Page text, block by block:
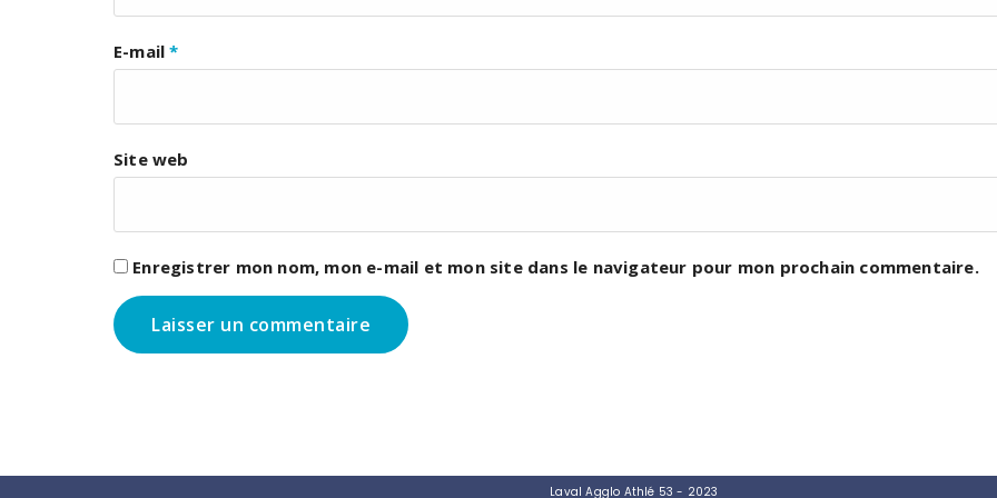
E-mail*
Site web
Enregistrer mon nom, mon e-mail et mon site dans le navigateur pour mon prochain commentaire.
Laval Agglo Athlé 53 - 2023